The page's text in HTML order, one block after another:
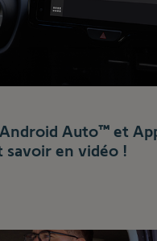
Auto™ et
savoir en vidéo !